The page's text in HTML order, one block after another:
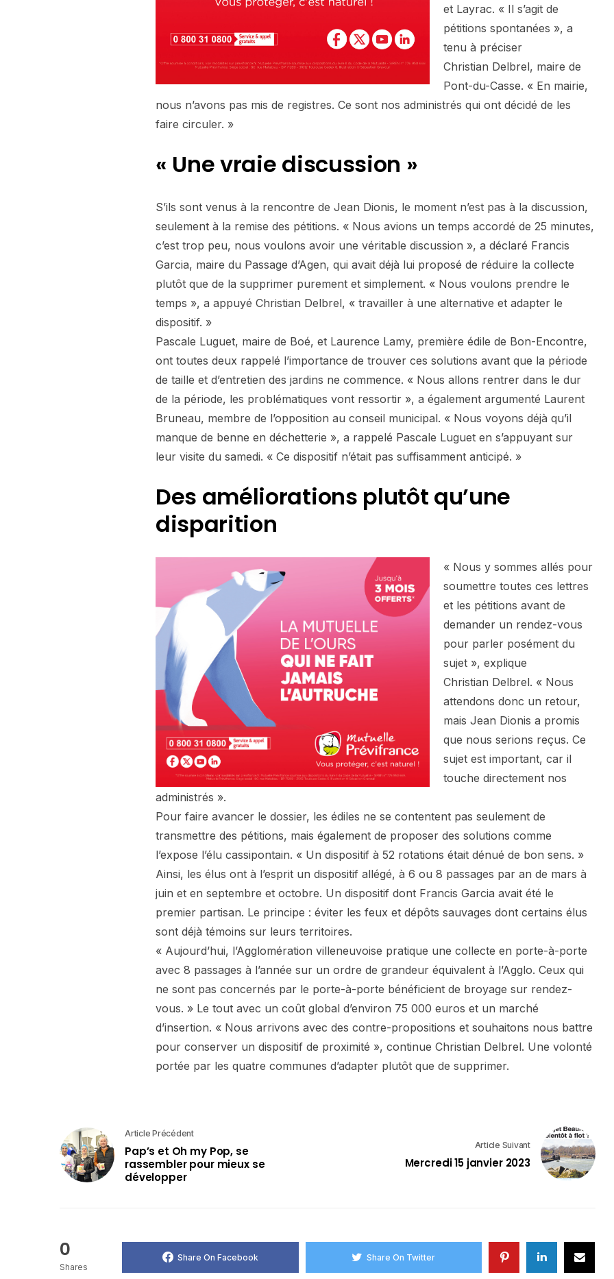
et Layrac. « Il s’agit de
pétitions spontanées », a
tenu à préciser
Christian Delbrel, maire de
Pont-du-Casse. « En mairie,
nous n’avons pas mis de registres. Ce sont nos administrés qui ont décidé de les
faire circuler. »
« Une vraie discussion »
S’ils sont venus à la rencontre de Jean Dionis, le moment n’est pas à la discussion,
seulement à la remise des pétitions. « Nous avions un temps accordé de 25 minutes,
c’est trop peu, nous voulons avoir une véritable discussion », a déclaré Francis
Garcia, maire du Passage d’Agen, qui avait déjà lui proposé de réduire la collecte
plutôt que de la supprimer purement et simplement. « Nous voulons prendre le
temps », a appuyé Christian Delbrel, « travailler à une alternative et adapter le
dispositif. »
Pascale Luguet, maire de Boé, et Laurence Lamy, première édile de Bon-Encontre,
ont toutes deux rappelé l’importance de trouver ces solutions avant que la période
de taille et d’entretien des jardins ne commence. « Nous allons rentrer dans le dur
de la période, les problématiques vont ressortir », a également argumenté Laurent
Bruneau, membre de l’opposition au conseil municipal. « Nous voyons déjà qu’il
manque de benne en déchetterie », a rappelé Pascale Luguet en s’appuyant sur
leur visite du samedi. « Ce dispositif n’était pas suffisamment anticipé. »
Des améliorations plutôt qu’une
disparition
« Nous y sommes allés pour
soumettre toutes ces lettres
et les pétitions avant de
demander un rendez-vous
pour parler posément du
sujet », explique
Christian Delbrel. « Nous
attendons donc un retour,
mais Jean Dionis a promis
que nous serions reçus. Ce
sujet est important, car il
touche directement nos
administrés ».
Pour faire avancer le dossier, les édiles ne se contentent pas seulement de
transmettre des pétitions, mais également de proposer des solutions comme
l’expose l’élu cassipontain. « Un dispositif à 52 rotations était dénué de bon sens. »
Ainsi, les élus ont à l’esprit un dispositif allégé, à 6 ou 8 passages par an de mars à
juin et en septembre et octobre. Un dispositif dont Francis Garcia avait été le
premier partisan. Le principe : éviter les feux et dépôts sauvages dont certains élus
sont déjà témoins sur leurs territoires.
« Aujourd’hui, l’Agglomération villeneuvoise pratique une collecte en porte-à-porte
avec 8 passages à l’année sur un ordre de grandeur équivalent à l’Agglo. Ceux qui
ne sont pas concernés par le porte-à-porte bénéficient de broyage sur rendez-
vous. » Le tout avec un coût global d’environ 75 000 euros et un marché
d’insertion. « Nous arrivons avec des contre-propositions et souhaitons nous battre
pour conserver un dispositif de proximité », continue Christian Delbrel. Une volonté
portée par les quatre communes d’adapter plutôt que de supprimer.
Article Précédent
Pap’s et Oh my Pop, se
rassembler pour mieux se
développer
Article Suivant
Mercredi 15 janvier 2023
0
Shares
Share On Facebook Share On Twitter